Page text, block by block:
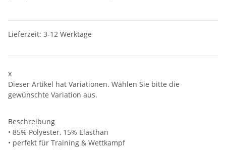
Lieferzeit: 3-12 Werktage
x
Dieser Artikel hat Variationen. Wählen Sie bitte die
gewünschte Variation aus.
Beschreibung
• 85% Polyester, 15% Elasthan
• perfekt für Training & Wettkampf